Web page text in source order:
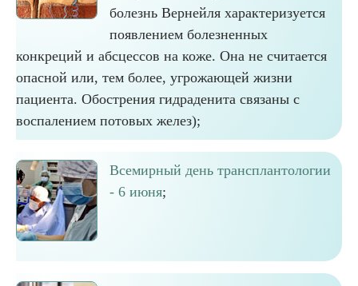
болезнь Вернейля характеризуется
появлением болезненных
конкреций и абсцессов на коже. Она не считается
опасной или, тем более, угрожающей жизни
пациента. Обострения гидраденита связаны с
воспалением потовых желез);
Всемирный день трансплантологии
- 6 июня;